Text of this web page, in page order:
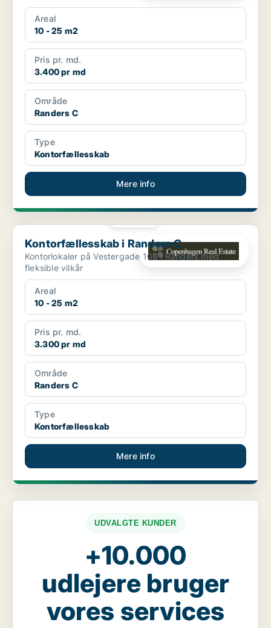
Areal
10 - 25 m2
Pris pr. md.
3.400 pr md
Område
Randers C
Type
Kontorfællesskab
Mere info
Kontorfællesskab i Randers C
Kontorfællesskab i Randers C
Kontorlokaler på Vestergade 10B i Randers med
fleksible vilkår
Areal
10 - 25 m2
Pris pr. md.
3.300 pr md
Område
Randers C
Type
Kontorfællesskab
Mere info
UDVALGTE KUNDER
+10.000
udlejere bruger
vores services